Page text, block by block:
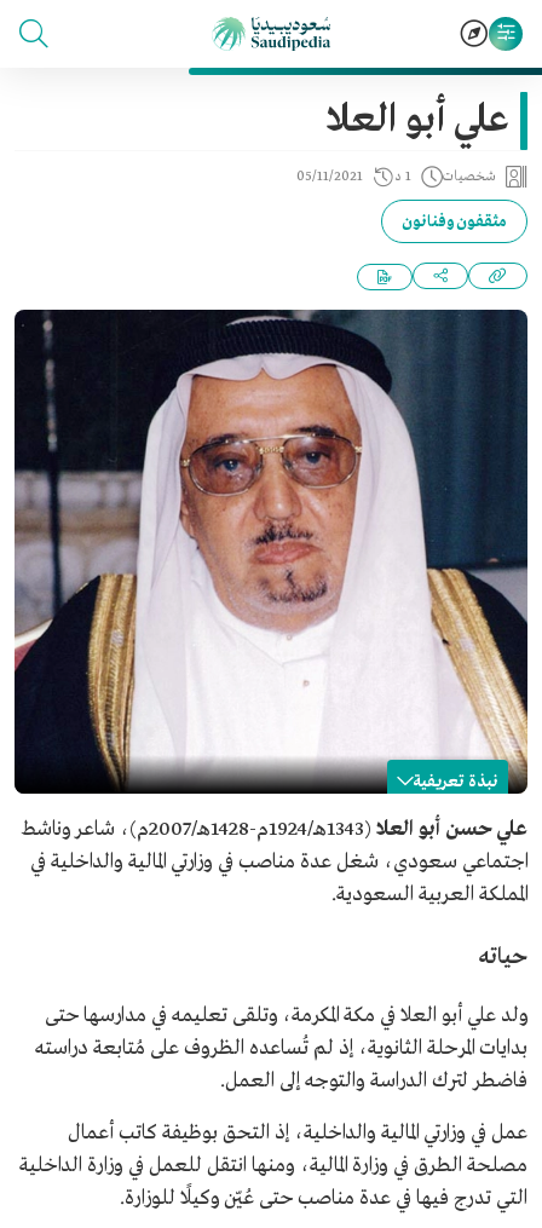
علي أبو العلا
شخصيات 1 د 05/11/2021
مثقفون وفنانون
نبذة تعريفية
علي أبو العلا
الاسم
علي أبو العلا.
التصنيف
شاعر، وناشط اجتماعي.
مكان الميلاد
تاريخ الوفاة
2007م.
علي حسن أبو العلا
(1343هـ/1924م-1428هـ/2007م)، شاعر وناشط
اجتماعي سعودي، شغل عدة مناصب في وزارتي المالية والداخلية في
المملكة العربية السعودية.
حياته
ولد علي أبو العلا في مكة المكرمة، وتلقى تعليمه في مدارسها حتى
بدايات المرحلة الثانوية، إذ لم تُساعده الظروف على مُتابعة دراسته
فاضطر لترك الدراسة والتوجه إلى العمل.
عمل في وزارتي المالية والداخلية، إذ التحق بوظيفة كاتب أعمال
مصلحة الطرق في وزارة المالية، ومنها انتقل للعمل في وزارة الداخلية
التي تدرج فيها في عدة مناصب حتى عُيّن وكيلًا للوزارة.